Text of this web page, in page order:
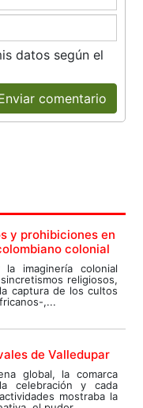
datos según el
comentario
y prohibiciones en
colonial
imaginería colonial
religiosos,
captura de los cultos
,...
de Valledupar
global, la comarca
celebración y cada
mostraba la